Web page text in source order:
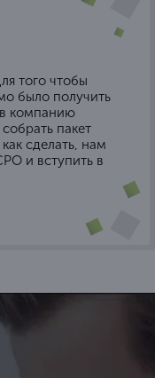
того чтобы
было получить
компанию
пакет
сделать, нам
и вступить в